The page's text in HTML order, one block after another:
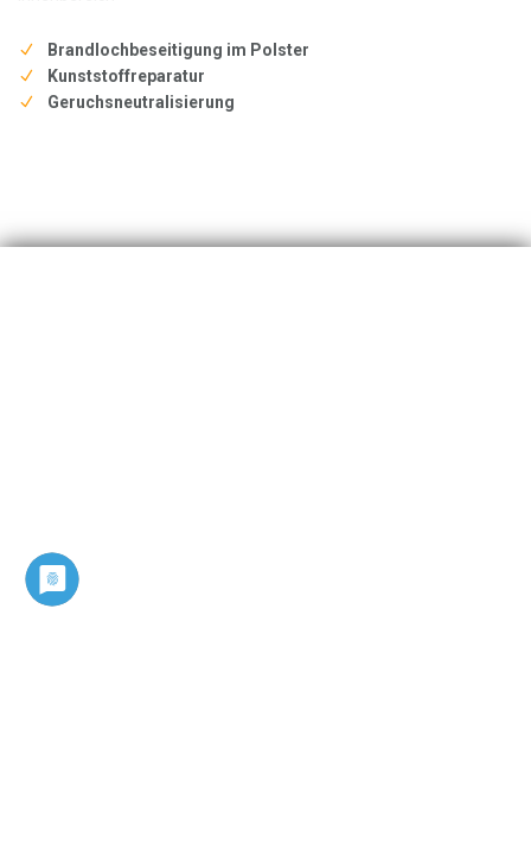
Brandlochbeseitigung im Polster
Kunststoffreparatur
Geruchsneutralisierung